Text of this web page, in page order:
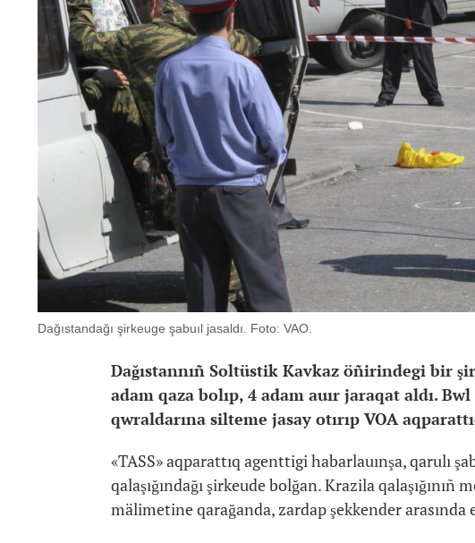
Dağıstandağı şirkeuge şabuıl jasaldı. Foto: VAO.
Dağıstannıñ Soltüstik Kavkaz öñirindegi bir
adam qaza bolıp, 4 adam auır jaraqat aldı.
qwraldarına silteme jasay otırıp VOA
«TASS» aqparattıq agenttigi habarlauınşa, qarulı
qalaşığındağı şirkeude bolğan. Krazila
mälimetine qarağanda, zardap şekkender arasında